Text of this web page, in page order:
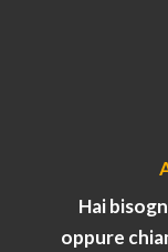
Hai
oppure